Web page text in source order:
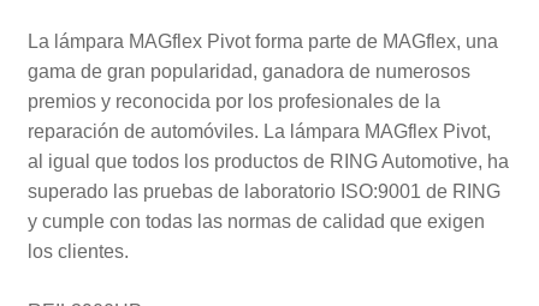
La lámpara MAGflex Pivot forma parte de MAGflex, una
gama de gran popularidad, ganadora de numerosos
premios y reconocida por los profesionales de la
reparación de automóviles. La lámpara MAGflex Pivot,
al igual que todos los productos de RING Automotive, ha
superado las pruebas de laboratorio ISO:9001 de RING
y cumple con todas las normas de calidad que exigen
los clientes.